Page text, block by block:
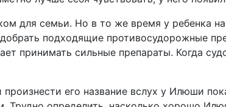
для семьи. Но в то же время у ребенка
подходящие противосудорожные
принимать сильные препараты. Когда
его название вслух у Илюши